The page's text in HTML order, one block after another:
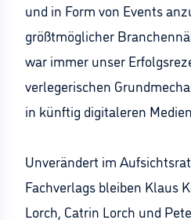
und in Form von Events
größtmöglicher
war immer unser
verlegerischen
in künftig digitaleren
Unverändert im
Fachverlags bleiben Klaus
Lorch, Catrin Lorch und